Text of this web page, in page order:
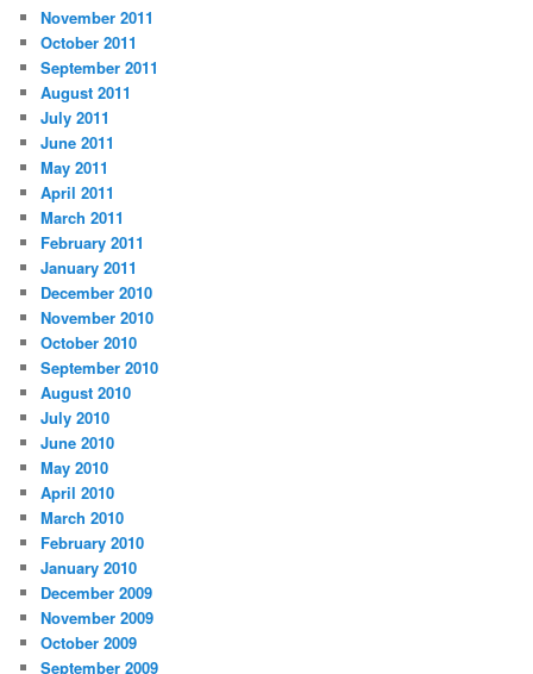
November 2011
October 2011
September 2011
August 2011
July 2011
June 2011
May 2011
April 2011
March 2011
February 2011
January 2011
December 2010
November 2010
October 2010
September 2010
August 2010
July 2010
June 2010
May 2010
April 2010
March 2010
February 2010
January 2010
December 2009
November 2009
October 2009
September 2009